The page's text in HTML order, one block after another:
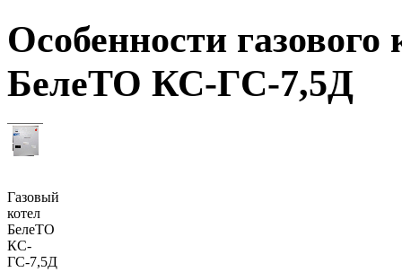
Особенности газового
БелеТО КС-ГС-7,5Д
Газовый
котел
БелеТО
КС-
ГС-7,5Д